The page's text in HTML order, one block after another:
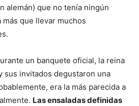
alemán) que no tenía ningún
más que llevar muchos
un banquete oficial, la reina
sus invitados degustaron una
era la más parecida a
Las ensaladas definidas